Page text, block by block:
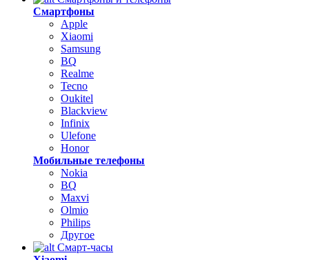
Смартфоны
Apple
Xiaomi
Samsung
BQ
Realme
Tecno
Oukitel
Blackview
Infinix
Ulefone
Honor
Мобильные телефоны
Nokia
BQ
Maxvi
Olmio
Philips
Другое
Смарт-часы